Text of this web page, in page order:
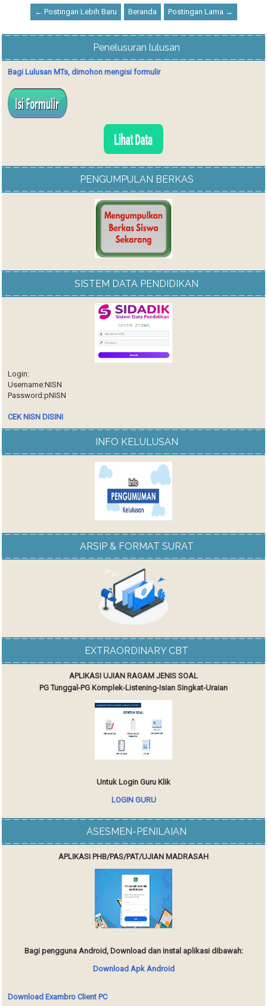
← Postingan Lebih Baru Beranda Postingan Lama →
Penelusuran lulusan
Bagi Lulusan MTs, dimohon mengisi formulir
PENGUMPULAN BERKAS
SISTEM DATA PENDIDIKAN
Login:
Username:NISN
Password:pNISN
CEK NISN DISINI
INFO KELULUSAN
ARSIP & FORMAT SURAT
EXTRAORDINARY CBT
APLIKASI UJIAN RAGAM JENIS SOAL
PG Tunggal-PG Komplek-Listening-Isian Singkat-Uraian
Untuk Login Guru Klik
LOGIN GURU
ASESMEN-PENILAIAN
APLIKASI PHB/PAS/PAT/UJIAN MADRASAH
Bagi pengguna Android, Download dan instal aplikasi dibawah:
Download Apk Android
Download Exambro Client PC